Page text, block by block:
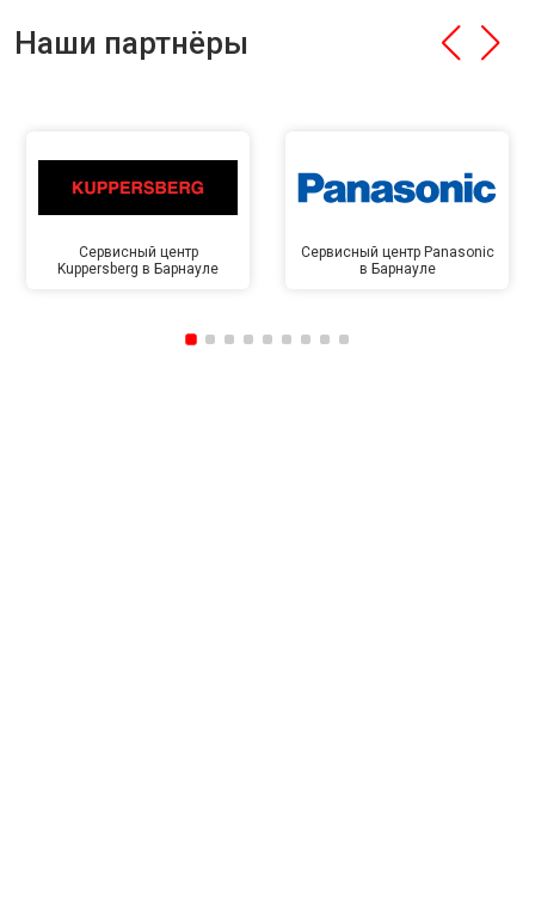
Наши партнёры
Сервисный центр
Kuppersberg в Барнауле
Сервисный центр Panasonic
в Барнауле